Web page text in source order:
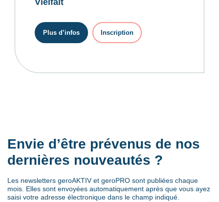
Vielfalt
Plus d’infos Inscription
Envie d’être prévenus de nos
dernières nouveautés ?
Les newsletters geroAKTIV et geroPRO sont publiées chaque
mois. Elles sont envoyées automatiquement après que vous ayez
saisi votre adresse électronique dans le champ indiqué.